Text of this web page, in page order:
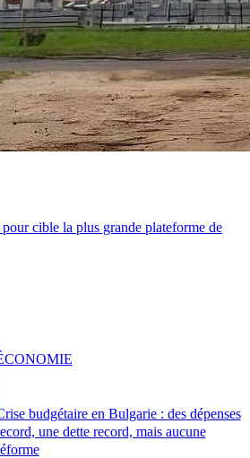
cible la plus grande plateforme de
budgétaire en Bulgarie : des dépenses
une dette record, mais aucune